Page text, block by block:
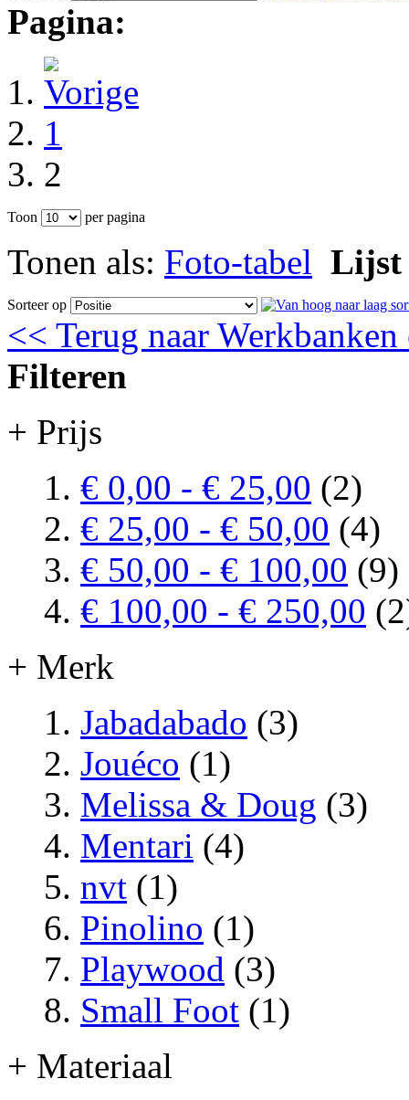
Pagina:
1
2
Toon per pagina
Tonen als: Foto-tabel Lijst
Sorteer op
<< Terug naar Werkbanken
Filteren
+ Prijs
€ 0,00 - € 25,00 (2)
€ 25,00 - € 50,00 (4)
€ 50,00 - € 100,00 (9)
€ 100,00 - € 250,00
+ Merk
Jabadabado (3)
Jouéco (1)
Melissa & Doug (3)
Mentari (4)
nvt (1)
Pinolino (1)
Playwood (3)
Small Foot (1)
+ Materiaal